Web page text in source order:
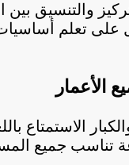
والتنسيق بين
على تعلم
الاستمتاع
تناسب جميع